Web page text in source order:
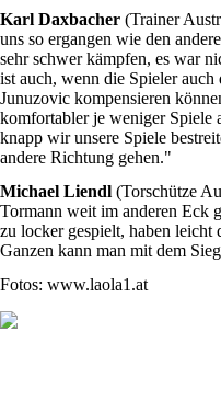
Karl Daxbacher (Trainer
uns so ergangen wie den
sehr schwer kämpfen, es war
ist auch, wenn die Spieler
Junuzovic kompensieren
komfortabler je weniger Spiele
knapp wir unsere Spiele
andere Richtung gehen."
Michael Liendl (Torschütze
Tormann weit im anderen Eck
zu locker gespielt, haben
Ganzen kann man mit dem
Fotos: www.laola1.at